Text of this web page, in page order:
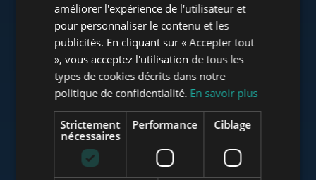
www.towerassistance.com
www.mybudapesthome.com
FRENCH
ITALIAN
RUSSIAN
ARABIC
améliorer l'expérience de l'utilisateur et
pour personnaliser le contenu et les
publicités. En cliquant sur « Accepter tout
», vous acceptez l'utilisation de tous les
types de cookies décrits dans notre
politique de confidentialité. En savoir plus
Strictement
nécessaires
Performance Ciblage